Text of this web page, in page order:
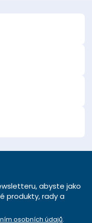
abyste jako
produkty, rady a
osobních údajů.